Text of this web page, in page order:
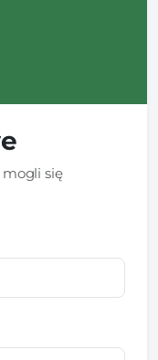
mogli się